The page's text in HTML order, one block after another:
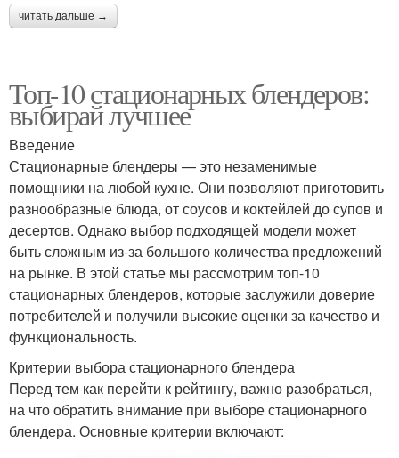
читать дальше →
Топ-10 стационарных блендеров:
выбирай лучшее
Введение
Стационарные блендеры — это незаменимые
помощники на любой кухне. Они позволяют приготовить
разнообразные блюда, от соусов и коктейлей до супов и
десертов. Однако выбор подходящей модели может
быть сложным из-за большого количества предложений
на рынке. В этой статье мы рассмотрим топ-10
стационарных блендеров, которые заслужили доверие
потребителей и получили высокие оценки за качество и
функциональность.
Критерии выбора стационарного блендера
Перед тем как перейти к рейтингу, важно разобраться,
на что обратить внимание при выборе стационарного
блендера. Основные критерии включают: